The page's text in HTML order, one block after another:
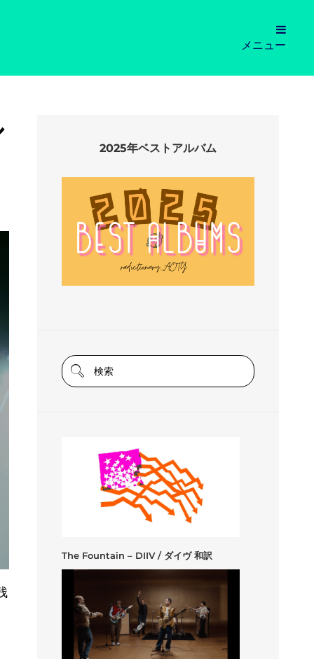
メニュー
2025年ベストアルバム
The Fountain – DIIV / ダイヴ 和訳